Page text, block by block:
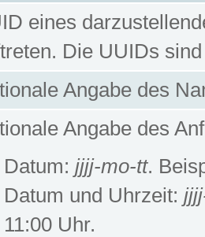
eines
Die UUIDs
Angabe des
Angabe des
Datum: jjjj-mo-tt.
Datum und Uhrzeit:
11:00 Uhr.